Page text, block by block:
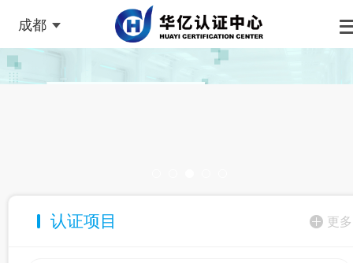
成都
认证项目 更多